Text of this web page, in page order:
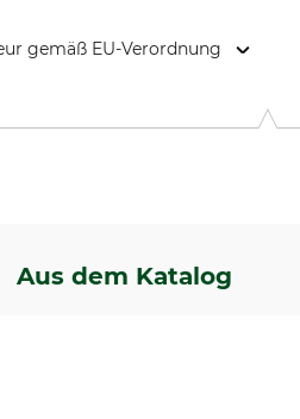
gemäß EU-Verordnung
Aus dem Katalog